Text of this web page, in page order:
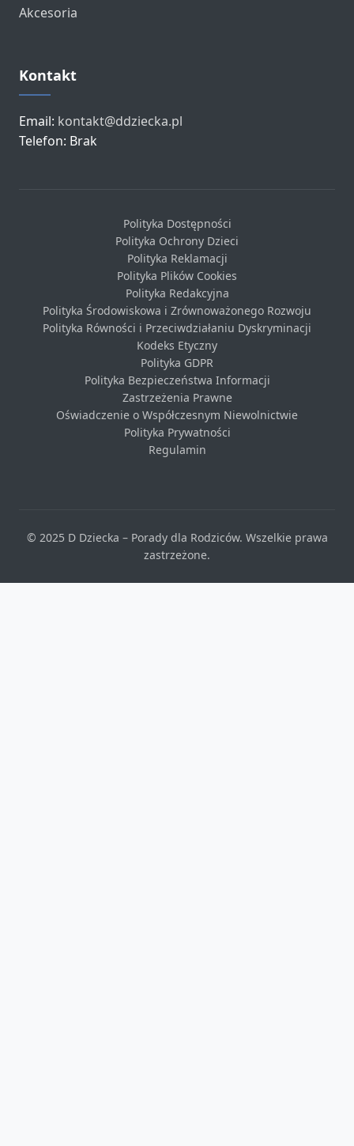
Akcesoria
Kontakt
Email: kontakt@ddziecka.pl
Telefon: Brak
Polityka Dostępności
Polityka Ochrony Dzieci
Polityka Reklamacji
Polityka Plików Cookies
Polityka Redakcyjna
Polityka Środowiskowa i Zrównoważonego Rozwoju
Polityka Równości i Przeciwdziałaniu Dyskryminacji
Kodeks Etyczny
Polityka GDPR
Polityka Bezpieczeństwa Informacji
Zastrzeżenia Prawne
Oświadczenie o Współczesnym Niewolnictwie
Polityka Prywatności
Regulamin
© 2025 D Dziecka – Porady dla Rodziców. Wszelkie prawa
zastrzeżone.